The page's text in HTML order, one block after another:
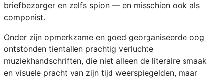
briefbezorger en zelfs spion — en misschien ook als
componist.
Onder zijn opmerkzame en goed georganiseerde oog
ontstonden tientallen prachtig verluchte
muziekhandschriften, die niet alleen de literaire smaak
en visuele pracht van zijn tijd weerspiegelden, maar